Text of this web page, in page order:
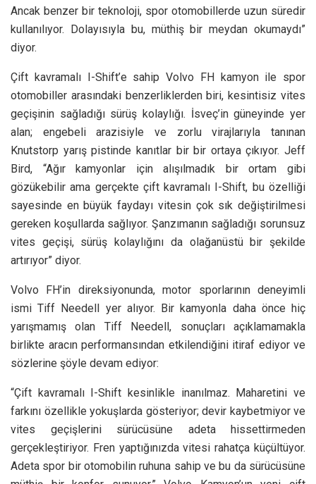
Ancak benzer bir teknoloji, spor otomobillerde uzun süredir
kullanılıyor. Dolayısıyla bu, müthiş bir meydan okumaydı”
diyor.
Çift kavramalı I-Shift’e sahip Volvo FH kamyon ile spor
otomobiller arasındaki benzerliklerden biri, kesintisiz vites
geçişinin sağladığı sürüş kolaylığı. İsveç’in güneyinde yer
alan; engebeli arazisiyle ve zorlu virajlarıyla tanınan
Knutstorp yarış pistinde kanıtlar bir bir ortaya çıkıyor. Jeff
Bird, “Ağır kamyonlar için alışılmadık bir ortam gibi
gözükebilir ama gerçekte çift kavramalı I-Shift, bu özelliği
sayesinde en büyük faydayı vitesin çok sık değiştirilmesi
gereken koşullarda sağlıyor. Şanzımanın sağladığı sorunsuz
vites geçişi, sürüş kolaylığını da olağanüstü bir şekilde
artırıyor” diyor.
Volvo FH’in direksiyonunda, motor sporlarının deneyimli
ismi Tiff Needell yer alıyor. Bir kamyonla daha önce hiç
yarışmamış olan Tiff Needell, sonuçları açıklamamakla
birlikte aracın performansından etkilendiğini itiraf ediyor ve
sözlerine şöyle devam ediyor:
“Çift kavramalı I-Shift kesinlikle inanılmaz. Maharetini ve
farkını özellikle yokuşlarda gösteriyor; devir kaybetmiyor ve
vites geçişlerini sürücüsüne adeta hissettirmeden
gerçekleştiriyor. Fren yaptığınızda vitesi rahatça küçültüyor.
Adeta spor bir otomobilin ruhuna sahip ve bu da sürücüsüne